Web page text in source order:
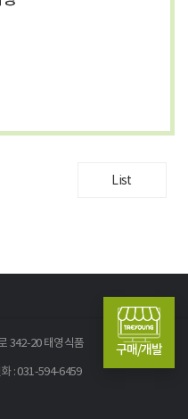
구매/개발
List
342-20 태영식품
: 031-594-6459